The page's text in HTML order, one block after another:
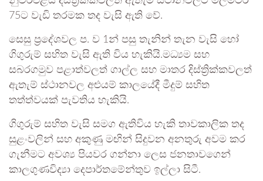
75ට වැඩි තරමක තද වැසි ඇති වේ.
සෙසු ප්‍රදේශවල ප. ව 1න් පසු තැනින් තැන වැසි හෝ
ගිගුරුම් සහිත වැසි ඇති විය හැකියි.මධ්‍යම සහ
සබරගමුව පළාත්වලත් ගාල්ල සහ මාතර දිස්ත්‍රික්කවලත්
ඇතැම් ස්ථානවල අළුයම් කාලයේදී මීදුම් සහිත
තත්ත්වයක් පැවතිය හැකියි.
ගිගුරුම් සහිත වැසි සමග ඇතිවිය හැකි තාවකාලික තද
සුළංවලින් සහ අකුණු මඟින් සිදුවන අනතුරු අවම කර
ගැනීමට අවශ්‍ය පියවර ගන්නා ලෙස ජනතාවගෙන්
කාලගුණවිද්‍යා දෙපාර්තමේන්තුව ඉල්ලා සිටී.